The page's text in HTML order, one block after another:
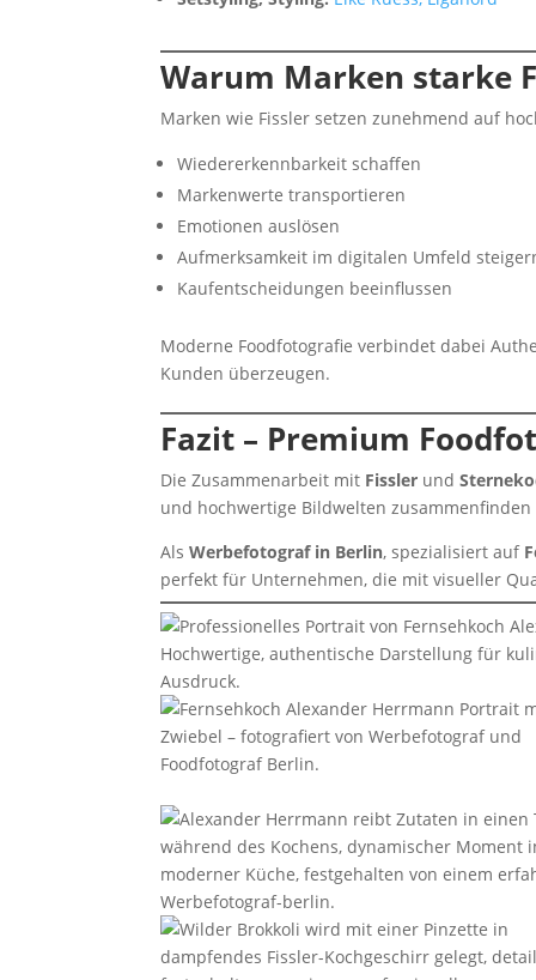
Warum Marken starke
Marken wie Fissler setzen zunehmend auf
Wiedererkennbarkeit schaffen
Markenwerte transportieren
Emotionen auslösen
Aufmerksamkeit im digitalen Umfeld
Kaufentscheidungen beeinflussen
Moderne Foodfotografie verbindet dabei
Kunden überzeugen.
Fazit – Premium
Die Zusammenarbeit mit Fissler und
und hochwertige Bildwelten zusammenfinden
AlsWerbefotograf in Berlin, spezialisiert auf
perfekt für Unternehmen, die mit visueller